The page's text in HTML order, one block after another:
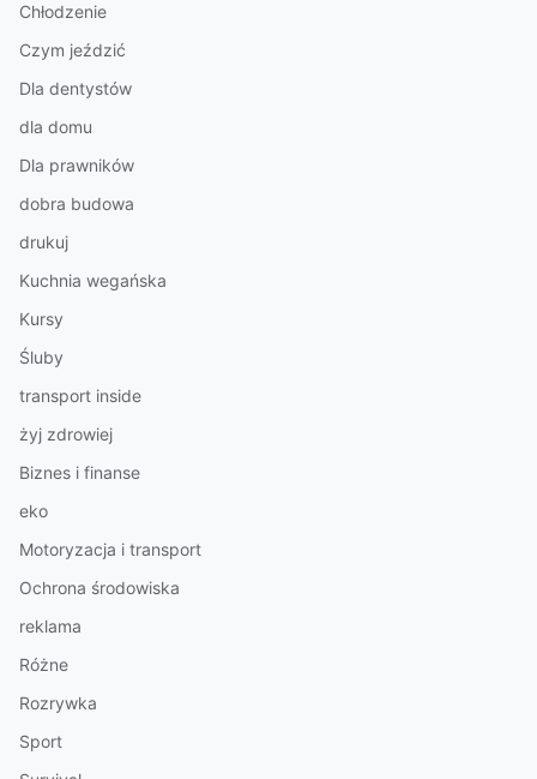
Chłodzenie
Czym jeździć
Dla dentystów
dla domu
Dla prawników
dobra budowa
drukuj
Kuchnia wegańska
Kursy
Śluby
transport inside
żyj zdrowiej
Biznes i finanse
eko
Motoryzacja i transport
Ochrona środowiska
reklama
Różne
Rozrywka
Sport